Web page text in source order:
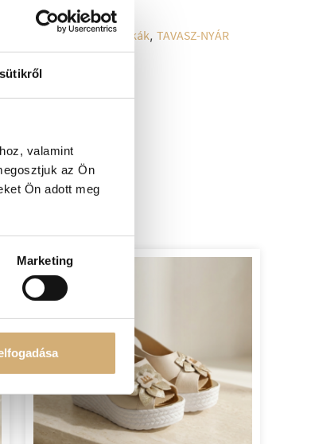
valamint
az Ön
Ön adott meg
Marketing
Oldaltáska,Táskák,Táskák, TAVASZ-NYÁR
-20%